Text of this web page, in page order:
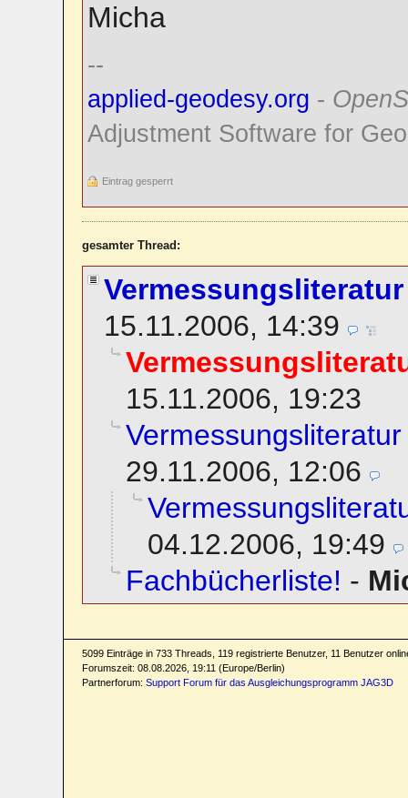
Micha
--
applied-geodesy.org -
Adjustment Software for
Eintrag gesperrt
gesamter Thread:
15.11.2006, 14:39
15.11.2006, 19:23
29.11.2006, 12:06
04.12.2006, 19:49
Fachbücherliste! -
5099 Einträge in 733 Threads, 119 registrierte Benutzer, 11 Benutzer
Forumszeit: 08.08.2026, 19:11 (Europe/Berlin)
Partnerforum: Support Forum für das Ausgleichungsprogramm JAG3D